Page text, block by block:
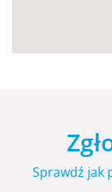
Sprawdź jak